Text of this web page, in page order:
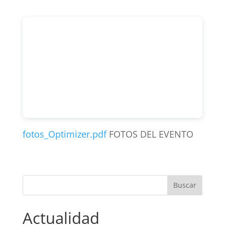
fotos_Optimizer.pdfFOTOS DEL EVENTO
Actualidad